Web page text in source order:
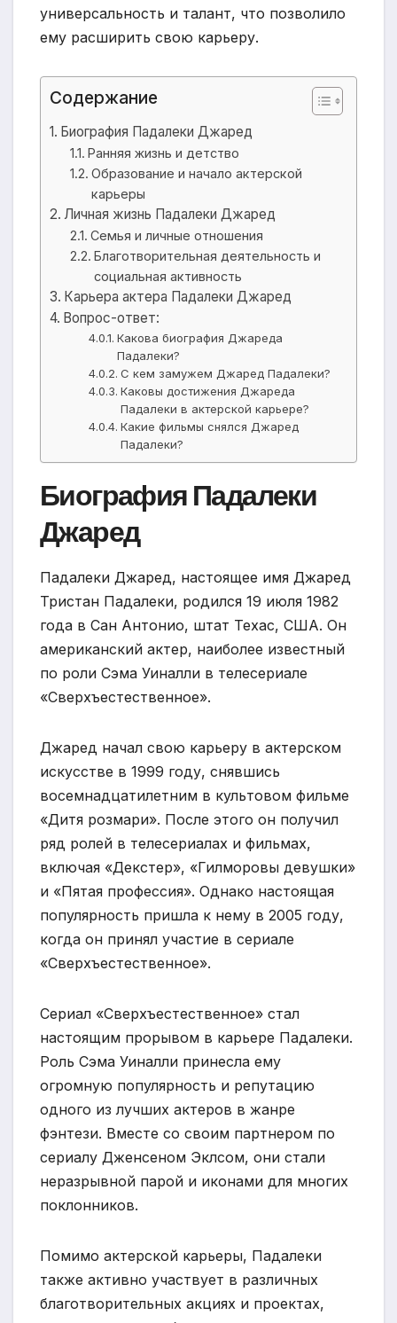
универсальность и талант, что позволило
ему расширить свою карьеру.
Содержание
Биография Падалеки Джаред
Ранняя жизнь и детство
Образование и начало актерской
карьеры
Личная жизнь Падалеки Джаред
Семья и личные отношения
Благотворительная деятельность и
социальная активность
Карьера актера Падалеки Джаред
Вопрос-ответ:
Какова биография Джареда
Падалеки?
С кем замужем Джаред Падалеки?
Каковы достижения Джареда
Падалеки в актерской карьере?
Какие фильмы снялся Джаред
Падалеки?
Биография Падалеки
Джаред
Падалеки Джаред, настоящее имя Джаред
Тристан Падалеки, родился 19 июля 1982
года в Сан Антонио, штат Техас, США. Он
американский актер, наиболее известный
по роли Сэма Уиналли в телесериале
«Сверхъестественное».
Джаред начал свою карьеру в актерском
искусстве в 1999 году, снявшись
восемнадцатилетним в культовом фильме
«Дитя розмари». После этого он получил
ряд ролей в телесериалах и фильмах,
включая «Декстер», «Гилморовы девушки»
и «Пятая профессия». Однако настоящая
популярность пришла к нему в 2005 году,
когда он принял участие в сериале
«Сверхъестественное».
Сериал «Сверхъестественное» стал
настоящим прорывом в карьере Падалеки.
Роль Сэма Уиналли принесла ему
огромную популярность и репутацию
одного из лучших актеров в жанре
фэнтези. Вместе со своим партнером по
сериалу Дженсеном Эклсом, они стали
неразрывной парой и иконами для многих
поклонников.
Помимо актерской карьеры, Падалеки
также активно участвует в различных
благотворительных акциях и проектах,